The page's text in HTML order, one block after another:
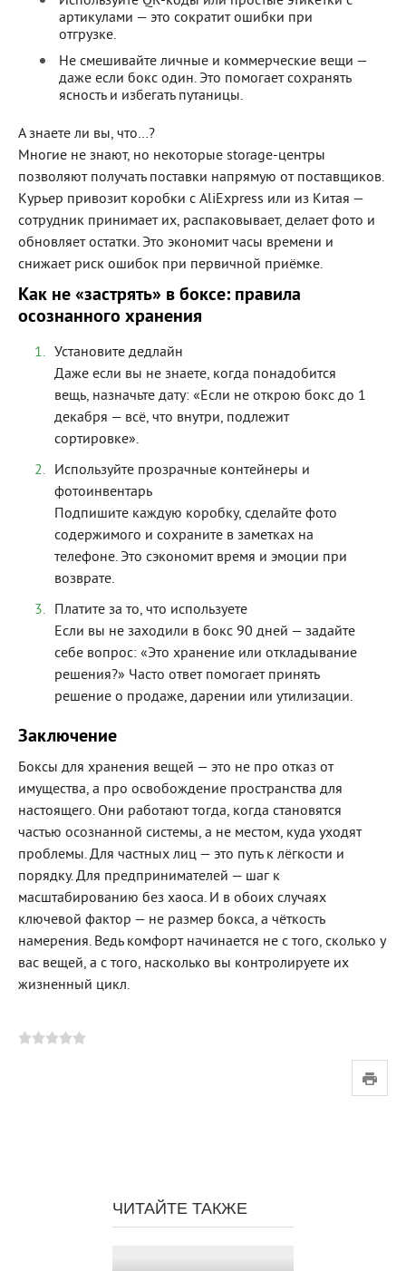
артикулами — это сократит ошибки при
отгрузке.
Не смешивайте личные и коммерческие вещи —
даже если бокс один. Это помогает сохранять
ясность и избегать путаницы.
А знаете ли вы, что…?
Многие не знают, но некоторые storage-центры
позволяют получать поставки напрямую от поставщиков.
Курьер привозит коробки с AliExpress или из Китая —
сотрудник принимает их, распаковывает, делает фото и
обновляет остатки. Это экономит часы времени и
снижает риск ошибок при первичной приёмке.
Как не «застрять» в боксе: правила
осознанного хранения
Установите дедлайн
Даже если вы не знаете, когда понадобится
вещь, назначьте дату: «Если не открою бокс до 1
декабря — всё, что внутри, подлежит
сортировке».
Используйте прозрачные контейнеры и
фотоинвентарь
Подпишите каждую коробку, сделайте фото
содержимого и сохраните в заметках на
телефоне. Это сэкономит время и эмоции при
возврате.
Платите за то, что используете
Если вы не заходили в бокс 90 дней — задайте
себе вопрос: «Это хранение или откладывание
решения?» Часто ответ помогает принять
решение о продаже, дарении или утилизации.
Заключение
Боксы для хранения вещей — это не про отказ от
имущества, а про освобождение пространства для
настоящего. Они работают тогда, когда становятся
частью осознанной системы, а не местом, куда уходят
проблемы. Для частных лиц — это путь к лёгкости и
порядку. Для предпринимателей — шаг к
масштабированию без хаоса. И в обоих случаях
ключевой фактор — не размер бокса, а чёткость
намерения. Ведь комфорт начинается не с того, сколько у
вас вещей, а с того, насколько вы контролируете их
жизненный цикл.
ЧИТАЙТЕ ТАКЖЕ